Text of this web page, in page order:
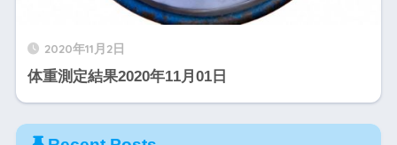
2020年11月2日
体重測定結果2020年11月01日